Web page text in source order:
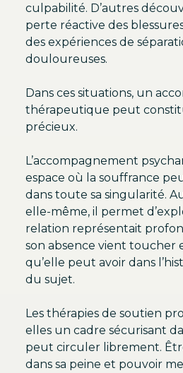
culpabilité. D’autres
perte réactive des
des expériences de
douloureuses.
Dans ces situations, un
thérapeutique peut
précieux.
L’accompagnement
espace où la souffrance
dans toute sa singularité.
elle-même, il permet
relation représentait
son absence vient toucher
qu’elle peut avoir dans
du sujet.
Les thérapies de soutien
elles un cadre sécurisant
peut circuler librement.
dans sa peine et pouvoir